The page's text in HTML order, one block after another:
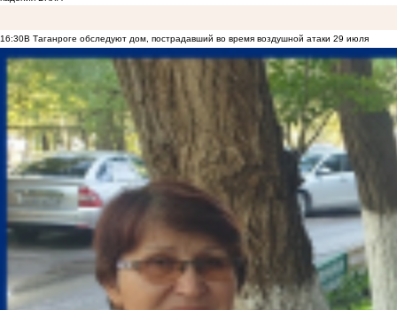
16:30В Таганроге обследуют дом, пострадавший во время воздушной атаки 29 июля